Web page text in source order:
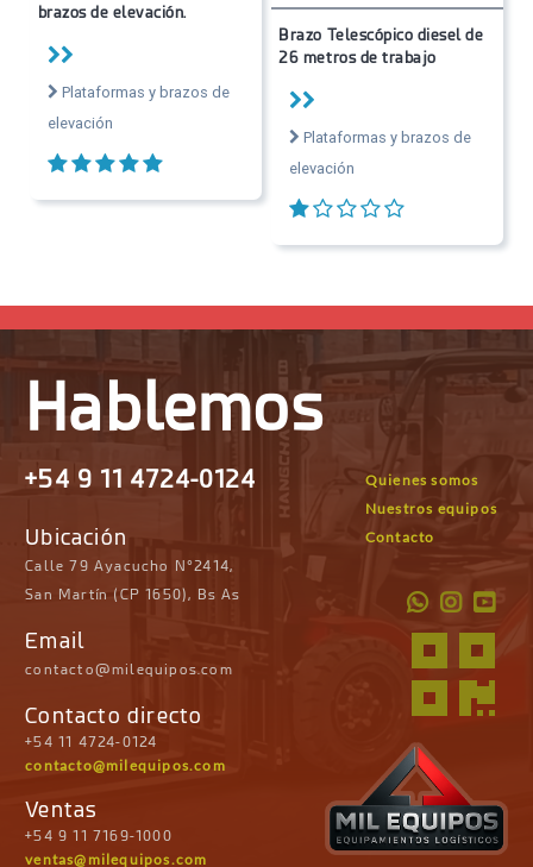
brazos de elevación.
Plataformas y brazos de
elevación
Brazo Telescópico diesel de
26 metros de trabajo
Plataformas y brazos de
elevación
Hablemos
+54 9 11 4724-0124
Ubicación
Calle 79 Ayacucho N°2414,
San Martín (CP 1650), Bs As
Email
contacto@milequipos.com
Contacto directo
+54 11 4724-0124
contacto@milequipos.com
Ventas
+54 9 11 7169-1000
ventas@milequipos.com
Quienes somos
Nuestros equipos
Contacto